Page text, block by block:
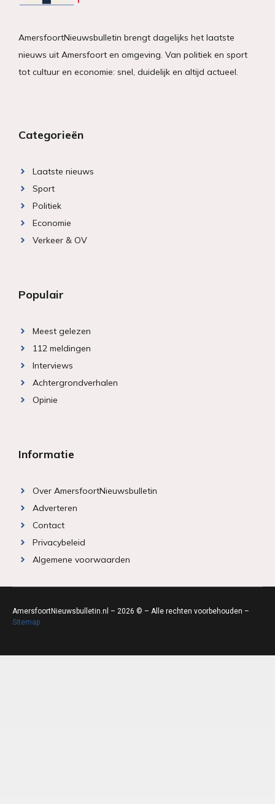
AmersfoortNieuwsbulletin brengt dagelijks het laatste
nieuws uit Amersfoort en omgeving. Van politiek en sport
tot cultuur en economie: snel, duidelijk en altijd actueel.
Categorieën
Laatste nieuws
Sport
Politiek
Economie
Verkeer & OV
Populair
Meest gelezen
112 meldingen
Interviews
Achtergrondverhalen
Opinie
Informatie
Over AmersfoortNieuwsbulletin
Adverteren
Contact
Privacybeleid
Algemene voorwaarden
AmersfoortNieuwsbulletin.nl – 2026 © – Alle rechten voorbehouden –
Sitemap